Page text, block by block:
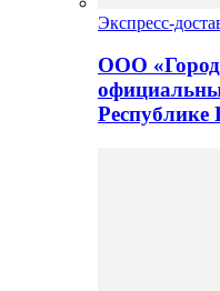
Экспресс-
ООО
Республике